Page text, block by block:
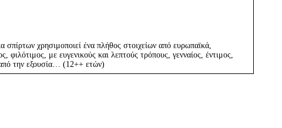
χρησιμοποιεί ένα πλήθος στοιχείων από ευρωπαϊκά,
φιλότιμος, με ευγενικούς και λεπτούς τρόπους, γενναίος, έντιμος,
από την εξουσία… (12++ ετών)